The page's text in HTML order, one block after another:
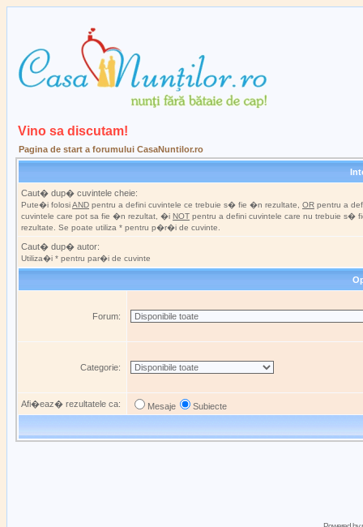
Vino sa discutam!
Pagina de start a forumului CasaNuntilor.ro
Caut� dup� cuvintele cheie:
Pute�i folosiAND pentru a defini cuvintele ce trebuie s� fie �n rezultate, OR pentru a
cuvintele care pot sa fie �n rezultat, �i NOT pentru a defini cuvintele care nu trebuie s�
rezultate. Se poate utiliza * pentru p�r�i de cuvinte.
Caut� dup� autor:
Utiliza�i * pentru par�i de cuvinte
Forum:
Categorie:
Afi�eaz� rezultatele ca: Mesaje Subiecte